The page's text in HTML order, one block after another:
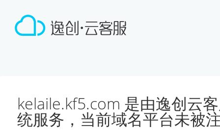
kelaile.kf5.com 是由逸创云
统服务，当前域名平台未被